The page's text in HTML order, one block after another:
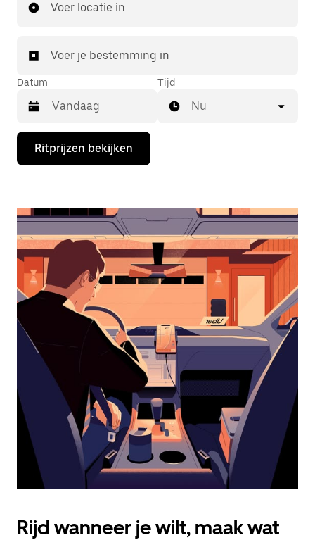
Voer locatie in
Voer je bestemming in
Datum
Druk
de
de
te
openen
een
datum
te
selecteren.
Druk
Escape
agenda
te
sluiten.
Tijd
Nu
Ritprijzen bekijken
Rijd wanneer je wilt, maak wat